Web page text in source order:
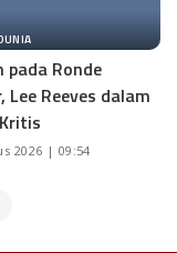
pada Ronde
Lee Reeves dalam
2026 | 09:54